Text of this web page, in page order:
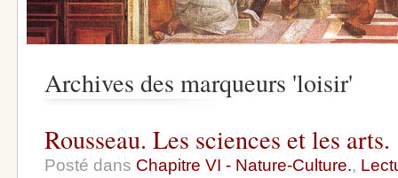
Archives des marqueurs 'loisir'
Rousseau. Les sciences et les arts.
Posté dans Chapitre VI - Nature-Culture.,